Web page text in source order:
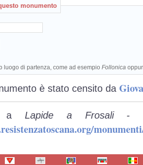
monumento
luogo di partenza, come ad esempio Follonica
è stato censito da
a Lapide a Frosali -